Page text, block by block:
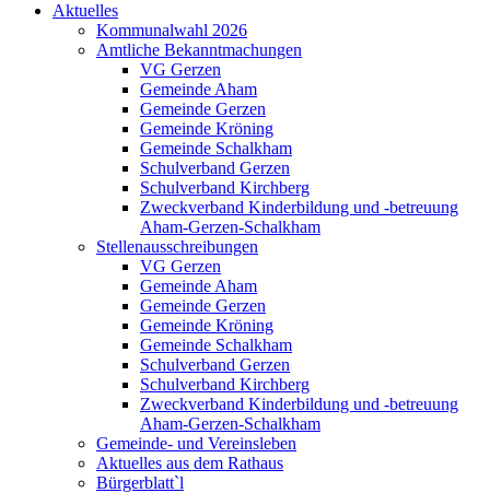
Aktuelles
Kommunalwahl 2026
Amtliche Bekanntmachungen
VG Gerzen
Gemeinde Aham
Gemeinde Gerzen
Gemeinde Kröning
Gemeinde Schalkham
Schulverband Gerzen
Schulverband Kirchberg
Zweckverband Kinderbildung und -betreuung
Aham-Gerzen-Schalkham
Stellenausschreibungen
VG Gerzen
Gemeinde Aham
Gemeinde Gerzen
Gemeinde Kröning
Gemeinde Schalkham
Schulverband Gerzen
Schulverband Kirchberg
Zweckverband Kinderbildung und -betreuung
Aham-Gerzen-Schalkham
Gemeinde- und Vereinsleben
Aktuelles aus dem Rathaus
Bürgerblatt`l